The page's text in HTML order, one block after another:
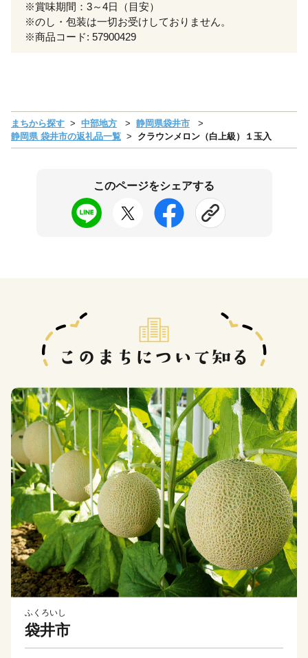
※賞味期間：3～4日（目安）
※のし・包装は一切お受けしておりません。
※商品コード: 57900429
まちから探す 中部地方
静岡県袋井市
静岡県 袋井市の返礼品一覧
クラウンメロン（白上級）１玉入
このページをシェアする
ふくろいし
袋井市